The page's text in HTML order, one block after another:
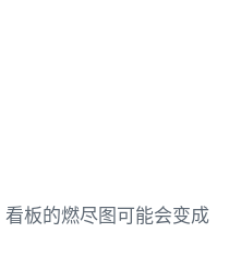
板的燃尽图可能会变成